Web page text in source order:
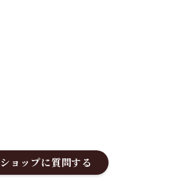
ショップに質問する